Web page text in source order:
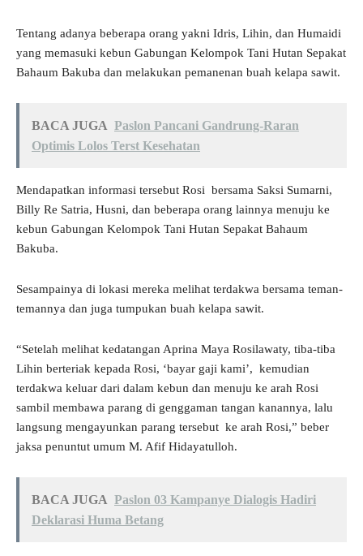
Tentang adanya beberapa orang yakni Idris, Lihin, dan Humaidi
yang memasuki kebun Gabungan Kelompok Tani Hutan Sepakat
Bahaum Bakuba dan melakukan pemanenan buah kelapa sawit.
BACA JUGA Paslon Pancani Gandrung-Raran
Optimis Lolos Terst Kesehatan
Mendapatkan informasi tersebut Rosi bersama Saksi Sumarni,
Billy Re Satria, Husni, dan beberapa orang lainnya menuju ke
kebun Gabungan Kelompok Tani Hutan Sepakat Bahaum
Bakuba.
Sesampainya di lokasi mereka melihat terdakwa bersama teman-
temannya dan juga tumpukan buah kelapa sawit.
“Setelah melihat kedatangan Aprina Maya Rosilawaty, tiba-tiba
Lihin berteriak kepada Rosi, ‘bayar gaji kami’, kemudian
terdakwa keluar dari dalam kebun dan menuju ke arah Rosi
sambil membawa parang di genggaman tangan kanannya, lalu
langsung mengayunkan parang tersebut ke arah Rosi,” beber
jaksa penuntut umum M. Afif Hidayatulloh.
BACA JUGA Paslon 03 Kampanye Dialogis Hadiri
Deklarasi Huma Betang